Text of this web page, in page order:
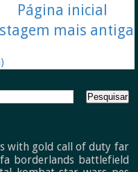
mais antiga
Página inicial
with gold call of duty far
borderlands battlefield